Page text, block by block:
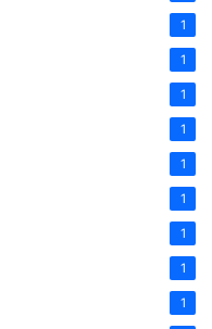
1
1
1
1
1
1
1
1
1